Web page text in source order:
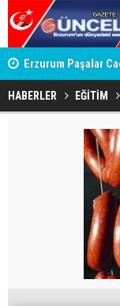
Erzurum Paşalar
mu?
HABERLER EĞİTİM